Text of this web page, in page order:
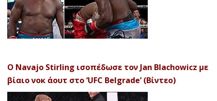
Ο Navajo Stirling ισοπέδωσε τον Jan Blachowicz με
βίαιο νοκ άουτ στο ‘UFC Belgrade’ (Βίντεο)